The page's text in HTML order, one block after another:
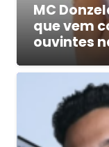
MC
que vem
ouvintes